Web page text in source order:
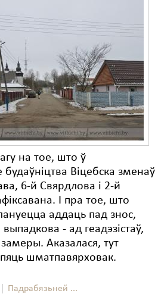
на тое, што ў
Віцебска зменаў
6-й Свярдлова і 2-й
І пра тое, што
аддаць пад знос,
- ад геадэзістаў,
Аказалася, тут
шматпавярховак.
Падрабязьней ...